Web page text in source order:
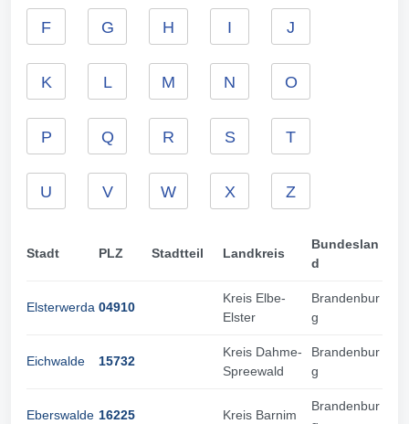
F G H I J
K L M N O
P Q R S T
U V W X Z
Stadt PLZ Stadtteil Landkreis
Bundeslan
d
Elsterwerda 04910
Kreis Elbe-
Elster
Brandenbur
g
Eichwalde 15732
Kreis Dahme-
Spreewald
Brandenbur
g
Eberswalde 16225 Kreis Barnim
Brandenbur